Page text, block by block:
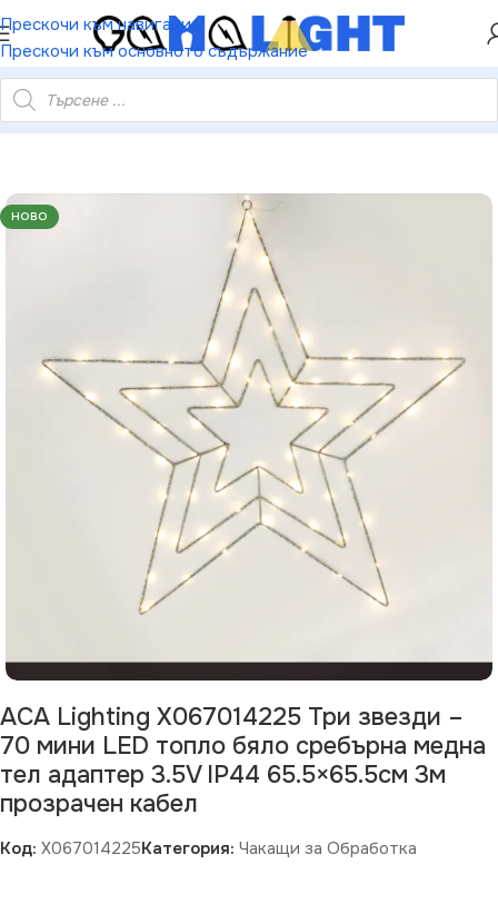
Прескочи към навигация
Прескочи към основното съдържание
НАМАЛЕНИЕ ОТ 5%
тел адаптер 3.5V IP44 65.5×65.5см 3м прозрачен кабел
НОВО
ACA Lighting X067014225 Три звезди –
70 мини LED топло бяло сребърна медна
тел адаптер 3.5V IP44 65.5×65.5см 3м
прозрачен кабел
Код: X067014225Категория: Чакащи за Обработка